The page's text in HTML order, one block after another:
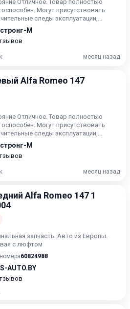
Отличное. Товар полностью
Могут присутствовать
следы эксплуатации,
на лакокрасочном покрыт...
М
месяц назад
Alfa Romeo 147
Отличное. Товар полностью
Могут присутствовать
следы эксплуатации,
на лакокрасочном покрыт...
М
месяц назад
Alfa Romeo 147 1
запчасть. Авто из Европы.
с люфтом
60824988
AUTO.BY